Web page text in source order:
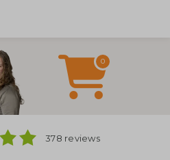
0
378 reviews